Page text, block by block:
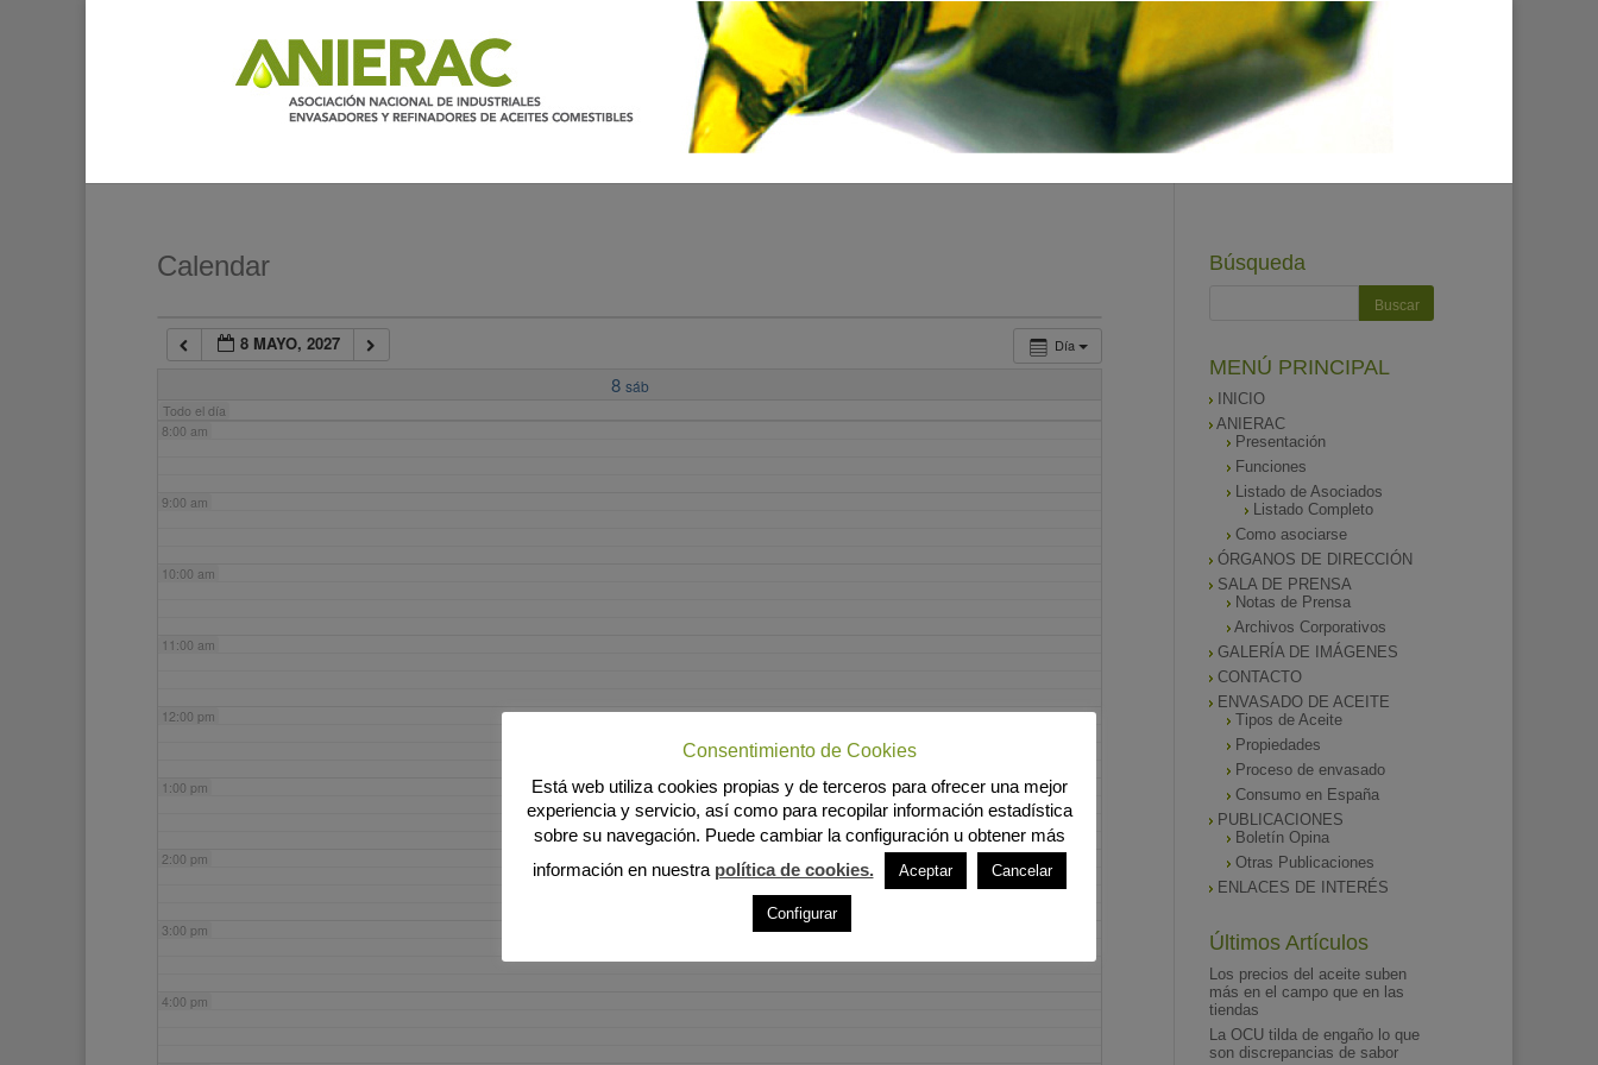
Calendar
Día
8 MAYO, 2027
8 sáb
Todo el día
7:00 am
8:00 am
9:00 am
10:00 am
11:00 am
12:00 pm
1:00 pm
2:00 pm
3:00 pm
4:00 pm
Búsqueda
MENÚ PRINCIPAL
INICIO
ANIERAC
Presentación
Funciones
Listado de Asociados
Listado Completo
Como asociarse
ÓRGANOS DE DIRECCIÓN
SALA DE PRENSA
Notas de Prensa
Archivos Corporativos
GALERÍA DE IMÁGENES
CONTACTO
ENVASADO DE ACEITE
Tipos de Aceite
Propiedades
Proceso de envasado
Consumo en España
PUBLICACIONES
Boletín Opina
Otras Publicaciones
ENLACES DE INTERÉS
Últimos Artículos
Los precios del aceite suben
más en el campo que en las
tiendas
La OCU tilda de engaño lo que
son discrepancias de sabor
Consentimiento de Cookies
Está web utiliza cookies propias y de terceros para ofrecer una mejor
experiencia y servicio, así como para recopilar información estadística
sobre su navegación. Puede cambiar la configuración u obtener más
información en nuestra política de cookies. Aceptar Cancelar
Configurar